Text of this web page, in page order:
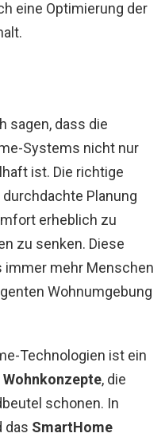
eine Optimierung der
sagen, dass die
Systems nicht nur
ist. Die richtige
Planung
erheblich zu
zu senken. Diese
immer mehr Menschen
Wohnumgebung
Technologien ist ein
, die
schonen. In
das SmartHome